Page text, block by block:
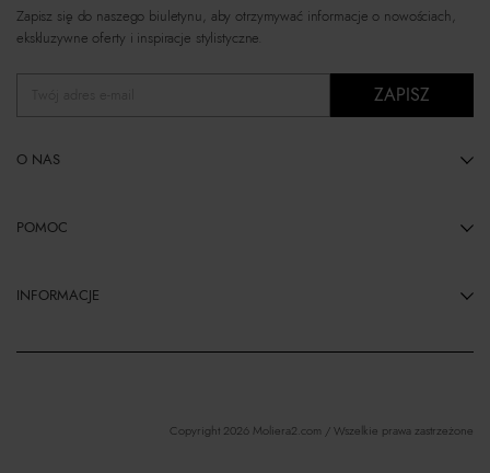
Zapisz się do naszego biuletynu, aby otrzymywać informacje o nowościach,
ekskluzywne oferty i inspiracje stylistyczne.
ZAPISZ
O NAS
POMOC
INFORMACJE
Copyright 2026 Moliera2.com / Wszelkie prawa zastrzeżone